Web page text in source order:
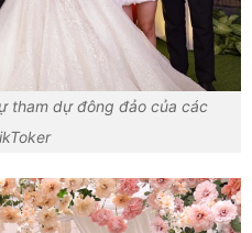
tham dự đông đảo của các